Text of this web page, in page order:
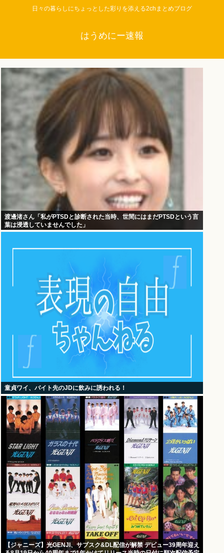
日々の暮らしにちょっとした彩りを添える2chまとめブログ
はうめにー速報
渡邊渚さん「私がPTSDと診断された当時、世間にはまだPTSDという言
葉は浸透していませんでした」
童貞ワイ、バイト先のJDに飲みに誘われる！
【ジャニーズ】光GENJI、サブスク&DL配信が解禁 デビュー39周年迎え